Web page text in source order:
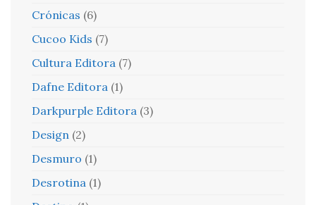
Crónicas (6)
Cucoo Kids (7)
Cultura Editora (7)
Dafne Editora (1)
Darkpurple Editora (3)
Design (2)
Desmuro (1)
Desrotina (1)